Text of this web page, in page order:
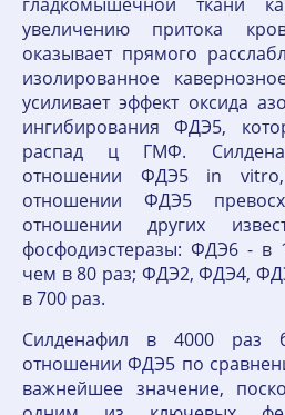
увеличению притока
оказывает прямого
изолированное
усиливает эффект оксида
ингибирования ФДЭ5,
распад ц ГМФ.
отношении ФДЭ5 in
отношении ФДЭ5
отношении других
фосфодиэстеразы: ФДЭ6 -
чем в 80 раз; ФДЭ2, ФДЭ4,
в 700 раз.
Силденафил в 4000 раз
отношении ФДЭ5 по
важнейшее значение,